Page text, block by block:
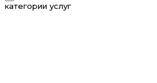
категории услуг